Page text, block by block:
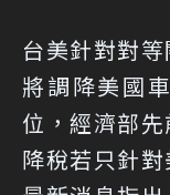
台美針對對
將調降美國
位，經濟部
降稅若只針